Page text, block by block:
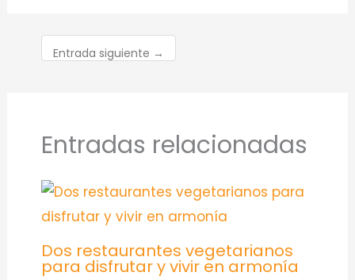
Entrada siguiente →
Entradas relacionadas
Dos restaurantes vegetarianos
para disfrutar y vivir en armonía